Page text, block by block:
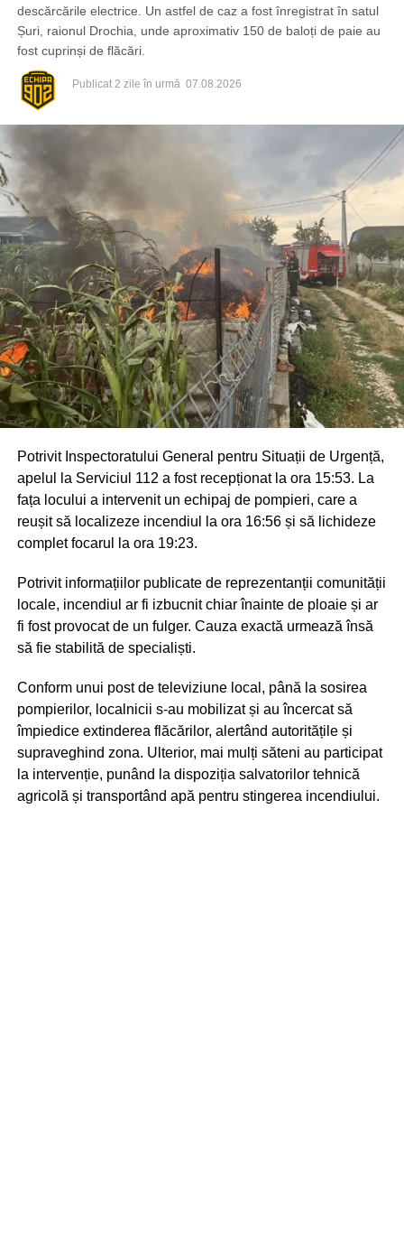
descărcările electrice. Un astfel de caz a fost înregistrat în satul
Șuri, raionul Drochia, unde aproximativ 150 de baloți de paie au
fost cuprinși de flăcări.
Publicat 2 zile în urmă 07.08.2026
Potrivit Inspectoratului General pentru Situații de Urgență,
apelul la Serviciul 112 a fost recepționat la ora 15:53. La
fața locului a intervenit un echipaj de pompieri, care a
reușit să localizeze incendiul la ora 16:56 și să lichideze
complet focarul la ora 19:23.
Potrivit informațiilor publicate de reprezentanții comunității
locale, incendiul ar fi izbucnit chiar înainte de ploaie și ar
fi fost provocat de un fulger. Cauza exactă urmează însă
să fie stabilită de specialiști.
Conform unui post de televiziune local, până la sosirea
pompierilor, localnicii s-au mobilizat și au încercat să
împiedice extinderea flăcărilor, alertând autoritățile și
supraveghind zona. Ulterior, mai mulți săteni au participat
la intervenție, punând la dispoziția salvatorilor tehnică
agricolă și transportând apă pentru stingerea incendiului.